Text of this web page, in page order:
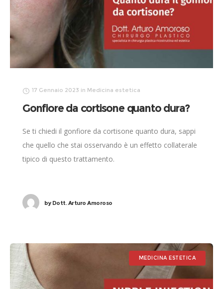
17 Gennaio 2023 in Medicina estetica
Gonfiore da cortisone quanto dura?
Se ti chiedi il gonfiore da cortisone quanto dura, sappi
che quello che stai osservando è un effetto collaterale
tipico di questo trattamento.
byDott. Arturo Amoroso
MEDICINA ESTETICA